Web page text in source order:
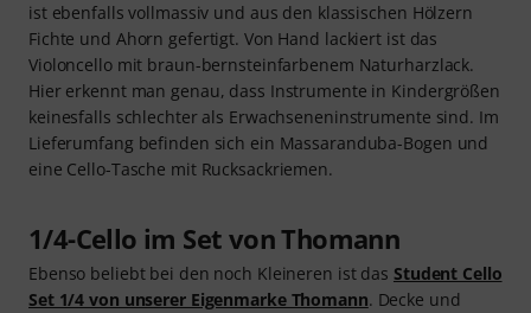
ist ebenfalls vollmassiv und aus den klassischen Hölzern
Fichte und Ahorn gefertigt. Von Hand lackiert ist das
Violoncello mit braun-bernsteinfarbenem Naturharzlack.
Hier erkennt man genau, dass Instrumente in Kindergrößen
keinesfalls schlechter als Erwachseneninstrumente sind. Im
Lieferumfang befinden sich ein Massaranduba-Bogen und
eine Cello-Tasche mit Rucksackriemen.
1/4-Cello im Set von Thomann
Ebenso beliebt bei den noch Kleineren ist das Student Cello
Set 1/4 von unserer Eigenmarke Thomann. Decke und